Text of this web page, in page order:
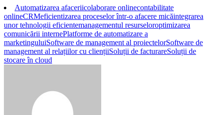
Automatizarea afaceriicolaborare onlinecontabilitate
onlineCRMeficientizarea proceselor într-o afacere micăintegrarea
unor tehnologii eficientemanagementul resurseloroptimizarea
comunicării internePlatforme de automatizare a
marketinguluiSoftware de management al proiectelorSoftware de
management al relațiilor cu cliențiiSoluții de facturareSoluții de
stocare în cloud